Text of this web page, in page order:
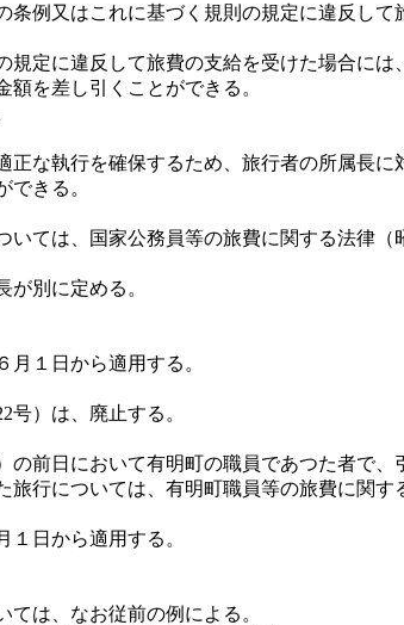
例又はこれに基づく規則の規定に違反し
定に違反して旅費の支給を受けた場合に
を差し引くことができる。
な執行を確保するため、旅行者の所属長
きる。
ては、国家公務員等の旅費に関する法律（
別に定める。
１日から適用する。
）は、廃止する。
前日において有明町の職員であつた者で
行については、有明町職員等の旅費に関す
１日から適用する。
は、なお従前の例による。